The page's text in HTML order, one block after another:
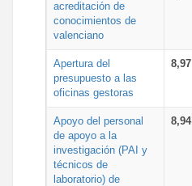
acreditación de
conocimientos de
valenciano
Apertura del
presupuesto a las
oficinas gestoras
8,97
Apoyo del personal
de apoyo a la
investigación (PAI y
técnicos de
laboratorio) de
8,94